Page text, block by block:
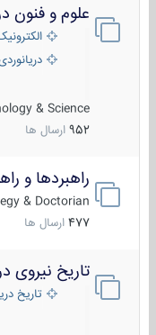
علوم و فنون
الکترونیک
دریانوردی
& Science
952 ارسال ها
راهبردها و
& Doctorian
477 ارسال ها
تاریخ نیروی
تاریخ